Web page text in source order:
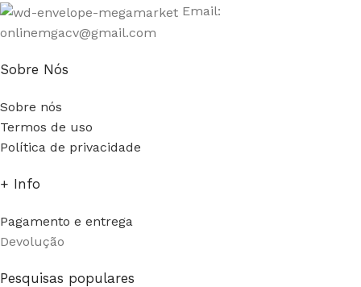
Email:
onlinemgacv@gmail.com
Sobre Nós
Sobre nós
Termos de uso
Política de privacidade
+ Info
Pagamento e entrega
Devolução
Pesquisas populares